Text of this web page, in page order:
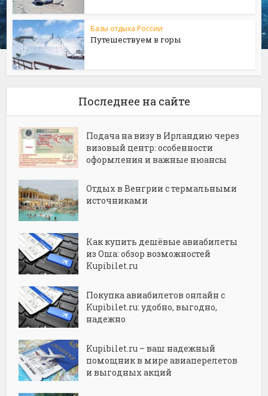
Базы отдыха России
Путешествуем в горы
Последнее на сайте
Подача на визу в Ирландию через
визовый центр: особенности
оформления и важные нюансы
Отдых в Венгрии с термальными
источниками
Как купить дешёвые авиабилеты
из Оша: обзор возможностей
Kupibilet.ru
Покупка авиабилетов онлайн с
Kupibilet.ru: удобно, выгодно,
надежно
Kupibilet.ru – ваш надежный
помощник в мире авиаперелетов
и выгодных акций